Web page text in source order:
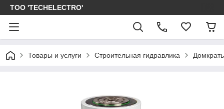
ТОО 'TECHELECTRO'
Товары и услуги Строительная гидравлика